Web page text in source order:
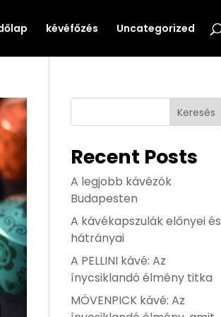
kévéfőzés Uncategorized
Keresés
Recent Posts
A legjobb kávézók
Budapesten
A kávékapszulák előnyei és
hátrányai
A PELLINI kávé: Az
ínycsiklandó élmény titka
MÖVENPICK kávé: Az